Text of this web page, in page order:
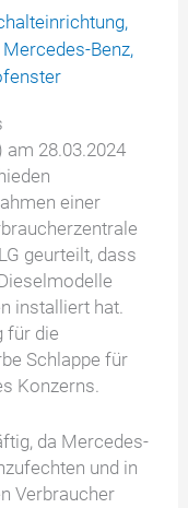
,
Mercedes-Benz,
am 28.03.2024
einer
geurteilt, dass
installiert hat.
für die
Schlappe für
Konzerns.
da Mercedes-
und in
Verbraucher